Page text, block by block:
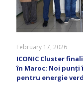
February 17, 2026
ICONIC Cluster
în Maroc: Noi punți
pentru energie